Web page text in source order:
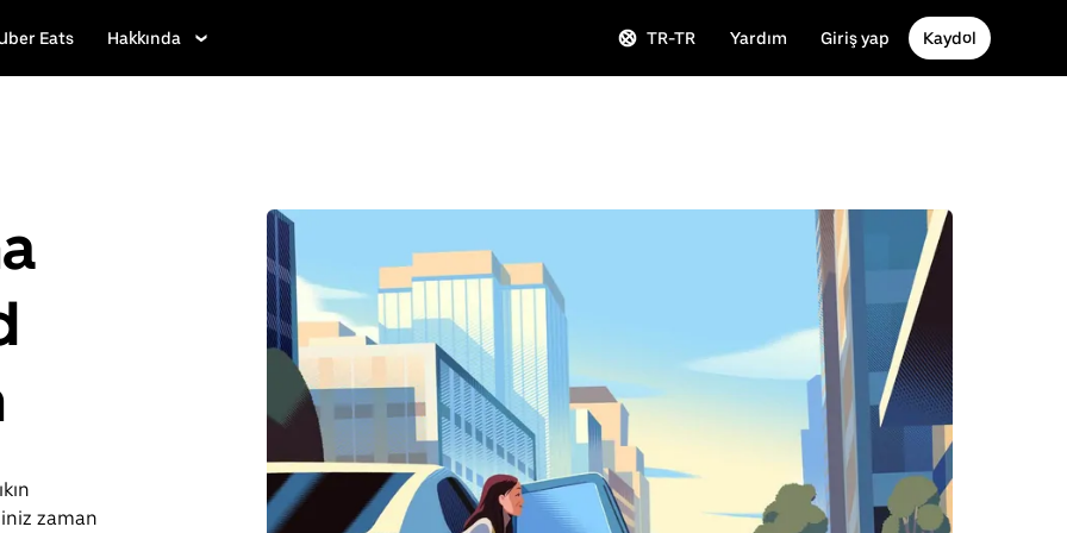
Eats Hakkında TR-TR Yardım Giriş yap Kaydol
zaman